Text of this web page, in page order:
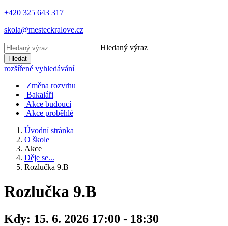
+420 325 643 317
skola@mesteckralove.cz
Hledaný výraz
Hledat
rozšířené vyhledávání
Změna rozvrhu
Bakaláři
Akce budoucí
Akce proběhlé
Úvodní stránka
O škole
Akce
Děje se...
Rozlučka 9.B
Rozlučka 9.B
Kdy: 15. 6. 2026 17:00 - 18:30